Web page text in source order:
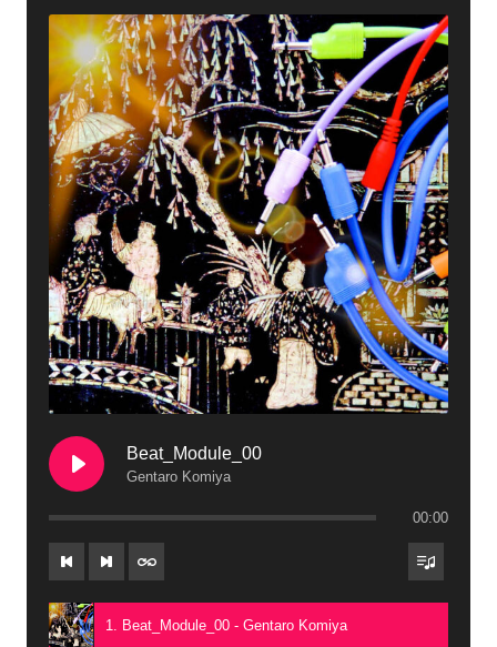
Beat_Module_00
Gentaro Komiya
00:00
1. Beat_Module_00 - Gentaro Komiya